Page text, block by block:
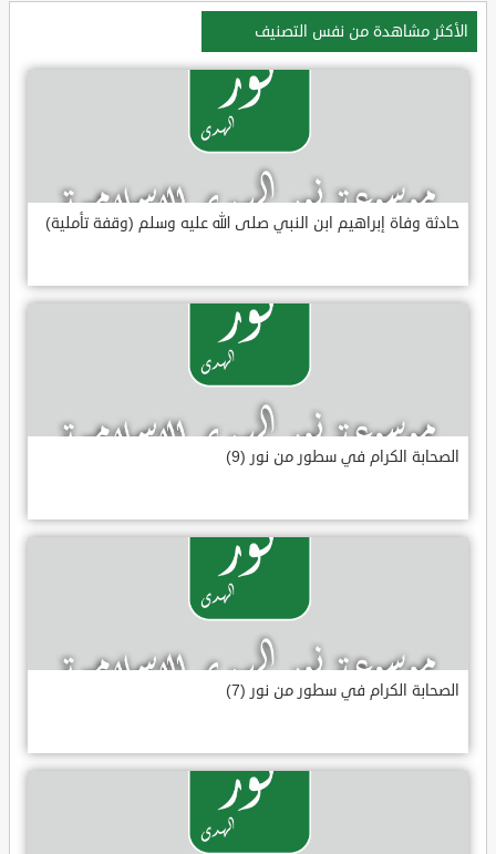
الأكثر مشاهدة من نفس التصنيف
حادثة وفاة إبراهيم ابن النبي صلى الله عليه وسلم (وقفة تأملية)
الصحابة الكرام في سطور من نور (9)
الصحابة الكرام في سطور من نور (7)